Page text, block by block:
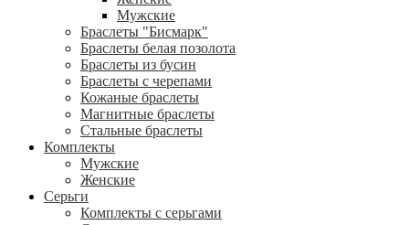
Мужские
Браслеты "Бисмарк"
Браслеты белая позолота
Браслеты из бусин
Браслеты с черепами
Кожаные браслеты
Магнитные браслеты
Стальные браслеты
Комплекты
Мужские
Женские
Серьги
Комплекты с серьгами